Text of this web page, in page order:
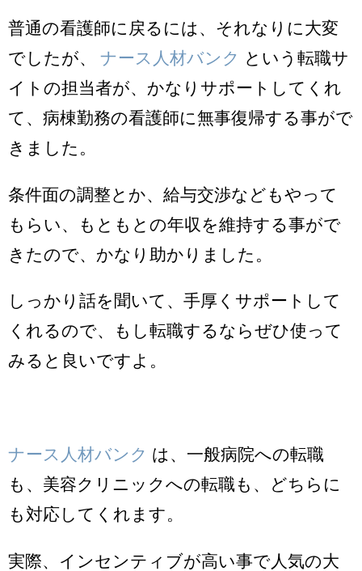
普通の看護師に戻るには、それなりに大変
でしたが、 ナース人材バンク
という転職サ
イトの担当者が、かなりサポートしてくれ
て、病棟勤務の看護師に無事復帰する事がで
きました。
条件面の調整とか、給与交渉などもやって
もらい、もともとの年収を維持する事がで
きたので、かなり助かりました。
しっかり話を聞いて、手厚くサポートして
くれるので、もし転職するならぜひ使って
みると良いですよ。
ナース人材バンク は、一般病院への転職
も、美容クリニックへの転職も、どちらに
も対応してくれます。
実際、インセンティブが高い事で人気の大